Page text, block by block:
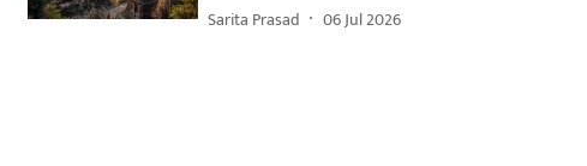
Sarita Prasad 06 Jul 2026